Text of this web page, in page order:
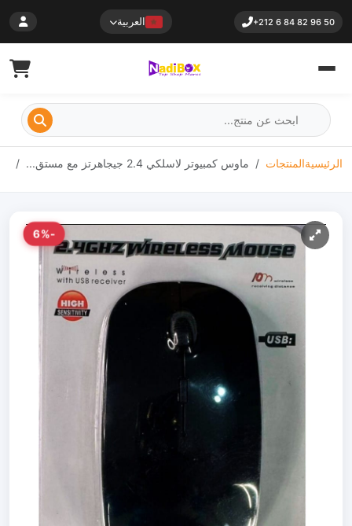
+212 6 84 82 96 50 العربية
الرئيسيةالمنتجات ماوس كمبيوتر لاسلكي 2.4 جيجاهرتز مع مستق...
-6%